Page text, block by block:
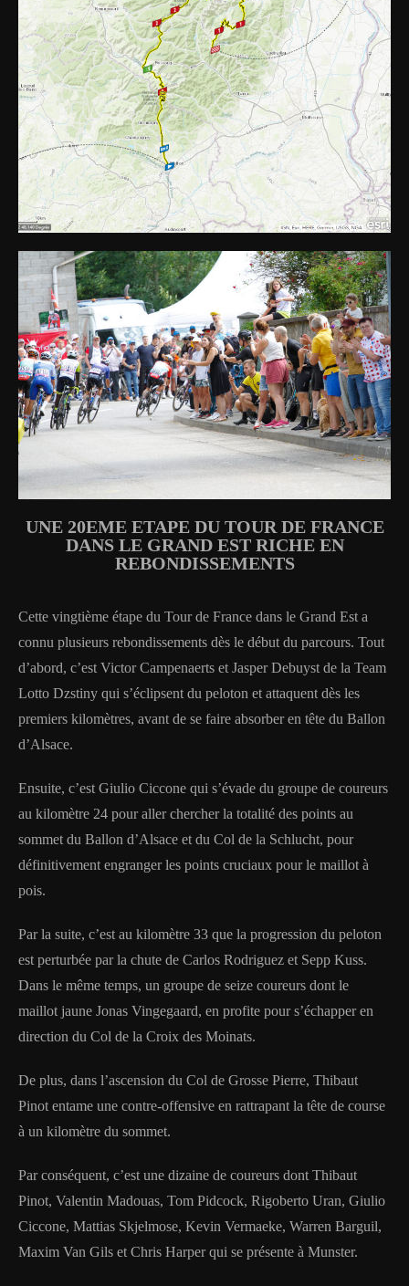
UNE 20EME ETAPE DU TOUR DE FRANCE
DANS LE GRAND EST RICHE EN
REBONDISSEMENTS
Cette vingtième étape du Tour de France dans le Grand Est a
connu plusieurs rebondissements dès le début du parcours. Tout
d’abord, c’est Victor Campenaerts et Jasper Debuyst de la Team
Lotto Dzstiny qui s’éclipsent du peloton et attaquent dès les
premiers kilomètres, avant de se faire absorber en tête du Ballon
d’Alsace.
Ensuite, c’est Giulio Ciccone qui s’évade du groupe de coureurs
au kilomètre 24 pour aller chercher la totalité des points au
sommet du Ballon d’Alsace et du Col de la Schlucht, pour
définitivement engranger les points cruciaux pour le maillot à
pois.
Par la suite, c’est au kilomètre 33 que la progression du peloton
est perturbée par la chute de Carlos Rodriguez et Sepp Kuss.
Dans le même temps, un groupe de seize coureurs dont le
maillot jaune Jonas Vingegaard, en profite pour s’échapper en
direction du Col de la Croix des Moinats.
De plus, dans l’ascension du Col de Grosse Pierre, Thibaut
Pinot entame une contre-offensive en rattrapant la tête de course
à un kilomètre du sommet.
Par conséquent, c’est une dizaine de coureurs dont Thibaut
Pinot, Valentin Madouas, Tom Pidcock, Rigoberto Uran, Giulio
Ciccone, Mattias Skjelmose, Kevin Vermaeke, Warren Barguil,
Maxim Van Gils et Chris Harper qui se présente à Munster.